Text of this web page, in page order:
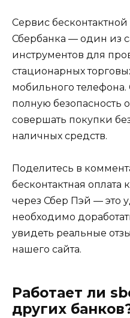
Сервис бесконтактной
Сбербанка — один из
инструментов для
стационарных
мобильного
полную безопасность
совершать покупки
наличных средств.
Поделитесь в
бесконтактная оплата
через Сбер Пэй — это
необходимо
увидеть реальные
нашего сайта.
Работает ли
других